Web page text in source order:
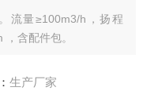
流量≥100m3/h，扬程
含配件包。
生产厂家